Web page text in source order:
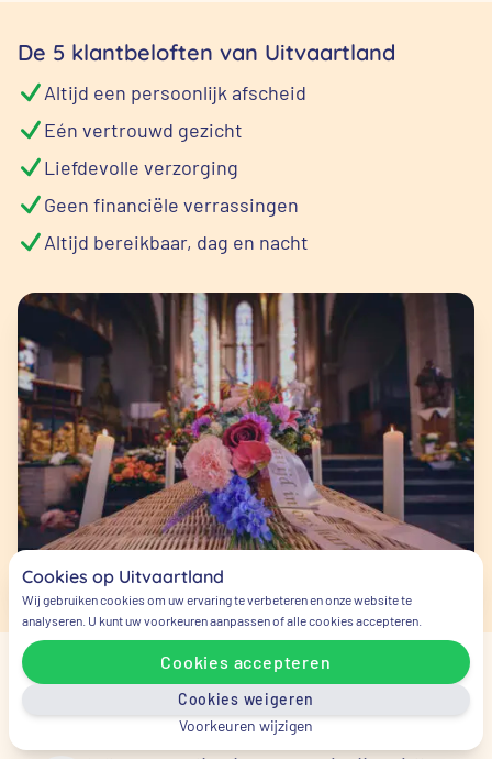
De 5 klantbeloften van Uitvaartland
Altijd een persoonlijk afscheid
Eén vertrouwd gezicht
Liefdevolle verzorging
Geen financiële verrassingen
Altijd bereikbaar, dag en nacht
Veelgestelde vragen
Cookies op Uitvaartland
Wij gebruiken cookies om uw ervaring te verbeteren en onze website te
analyseren. U kunt uw voorkeuren aanpassen of alle cookies accepteren.
Cookies accepteren
Cookies weigeren
Voorkeuren wijzigen